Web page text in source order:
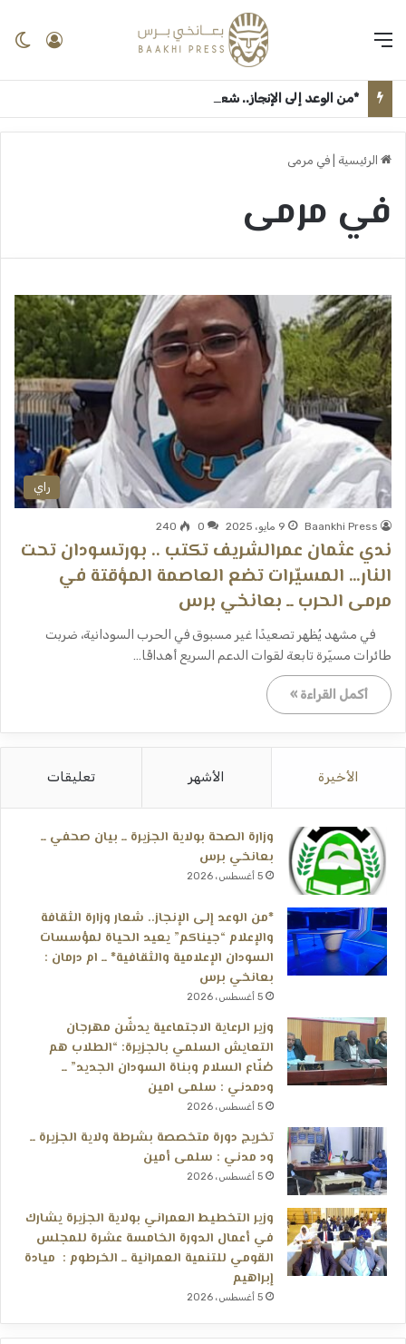
الرئيسية في مرمى
في مرمى
راي
Baankhi Press 9 مايو، 2025 0
240
ندي عثمان عمرالشريف تكتب .. بورتسودان تحت
النار… المسيّرات تضع العاصمة المؤقتة في
مرمى الحرب ــ بعانخي برس
في مشهد يُظهر تصعيدًا غير مسبوق في الحرب السودانية، ضربت
طائرات مسيّرة تابعة لقوات الدعم السريع أهدافًا…
أكمل القراءة »
الأخيرة الأشهر تعليقات
وزارة الصحة بولاية الجزيرة ــ بيان صحفي ــ
بعانخي برس
5 أغسطس، 2026
*من الوعد إلى الإنجاز.. شعار وزارة الثقافة
والإعلام “جيناكم” يعيد الحياة لمؤسسات
السودان الإعلامية والثقافية* ــ ام درمان :
بعانخي برس
5 أغسطس، 2026
وزير الرعاية الاجتماعية يدشّن مهرجان
التعايش السلمي بالجزيرة: “الطلاب هم
صُنّاع السلام وبناة السودان الجديد” ــ
ودمدني : سلمى امين
5 أغسطس، 2026
تخريج دورة متخصصة بشرطة ولاية الجزيرة ــ
ود مدني : سلمى أمين
5 أغسطس، 2026
وزير التخطيط العمراني بولاية الجزيرة يشارك
في أعمال الدورة الخامسة عشرة للمجلس
القومي للتنمية العمرانية ــ الخرطوم : ميادة
إبراهيم
5 أغسطس، 2026